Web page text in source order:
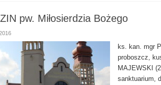
pw. Miłosierdzia Bożego
ks. kan. mgr
proboszcz,
MAJEWSKI
sanktuarium,